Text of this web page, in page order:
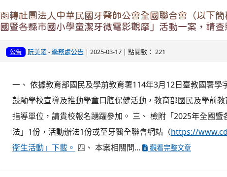
函轉社團法人中華民國牙醫師公會全國聯合會（以下
國暨各縣市國小學童潔牙微電影觀摩」活動一案，請查
公告 阮美陵-學務處公告 | 2025-03-17 | 點閱數： 221
一、 依據教育部國民及學前教育署114年3月12日臺教國署學
鼓勵學校宣導及推動學童口腔保健活動，教育部國民及學前
指導單位，請貴校報名踴躍參加。 三、 檢附「2025年全國
法」1份，活動辦法1份或至牙醫全聯會網站（https://
衛生活動」下載。 四、 本案相關問... 觀看完整文章